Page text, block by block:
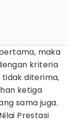
maka
kriteria
diterima,
ketiga
sama juga.
Prestasi